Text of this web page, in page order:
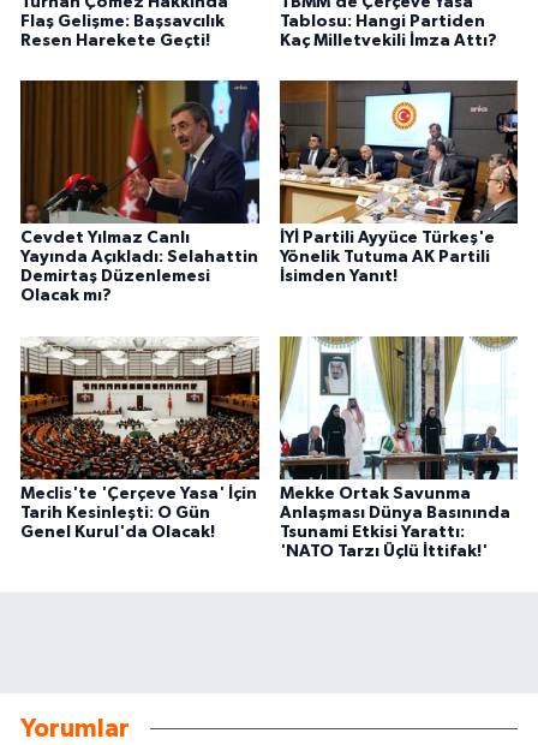
Flaş Gelişme: Başsavcılık
Resen Harekete Geçti!
Tablosu: Hangi Partiden
Kaç Milletvekili İmza Attı?
Cevdet Yılmaz Canlı
Yayında Açıkladı: Selahattin
Demirtaş Düzenlemesi
Olacak mı?
İYİ Partili Ayyüce Türkeş'e
Yönelik Tutuma AK Partili
İsimden Yanıt!
Meclis'te 'Çerçeve Yasa' İçin
Tarih Kesinleşti: O Gün
Genel Kurul'da Olacak!
Mekke Ortak Savunma
Anlaşması Dünya Basınında
Tsunami Etkisi Yarattı:
'NATO Tarzı Üçlü İttifak!'
Yorumlar